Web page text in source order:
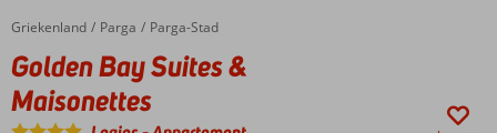
aan het
Lichnos
strand
Extra luxe?
Home
Griekenland Parga Parga-Stad
Golden Bay Suites & Maisonettes
Golden Bay Suites &
Maisonettes